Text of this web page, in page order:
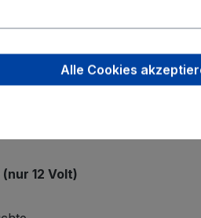
Kompaktheit aus. Die LED
Rückfahrleuchte
. Wie
12 Volt)
Alle Cookies